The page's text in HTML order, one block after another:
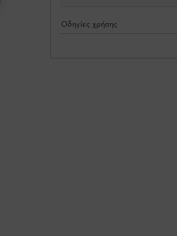
Οδηγίες χρήσης